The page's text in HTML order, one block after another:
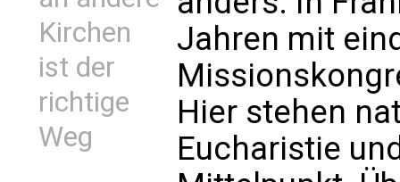
Kirchen
ist der
richtige
Weg
Jahren mit
Hier stehen
Eucharistie